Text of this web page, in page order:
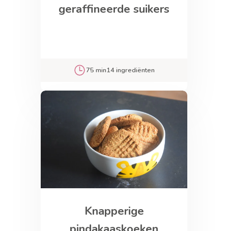
geraffineerde suikers
75 min14 ingrediënten
Knapperige